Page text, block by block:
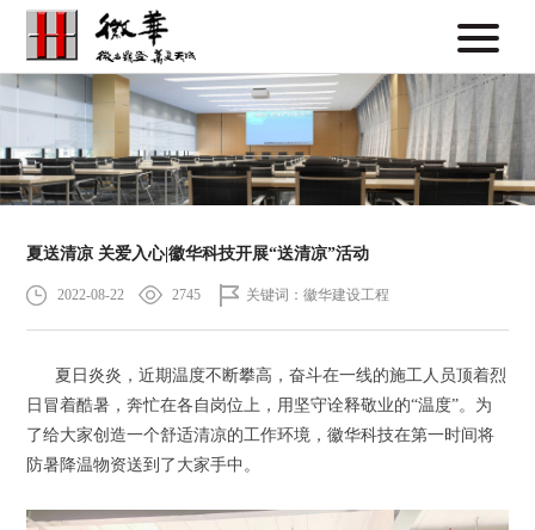
夏送清凉 关爱入心|徽华科技开展“送清凉”活动
2022-08-22 2745 关键词：徽华建设工程
夏日炎炎，近期温度不断攀高，奋斗在一线的施工人员顶着烈
日冒着酷暑，奔忙在各自岗位上，用坚守诠释敬业的“温度”。为
了给大家创造一个舒适清凉的工作环境，徽华科技在第一时间将
防暑降温物资送到了大家手中。